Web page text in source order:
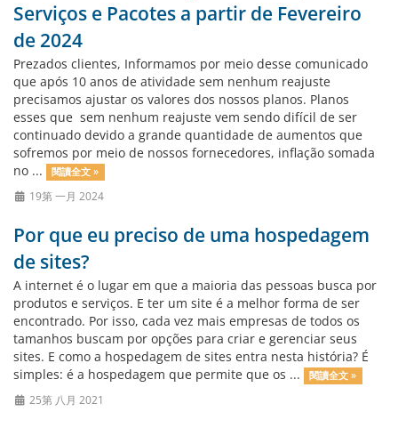
Serviços e Pacotes a partir de Fevereiro
de 2024
Prezados clientes, Informamos por meio desse comunicado
que após 10 anos de atividade sem nenhum reajuste
precisamos ajustar os valores dos nossos planos. Planos
esses que sem nenhum reajuste vem sendo difícil de ser
continuado devido a grande quantidade de aumentos que
sofremos por meio de nossos fornecedores, inflação somada
no ...
閱讀全文 »
19第 一月 2024
Por que eu preciso de uma hospedagem
de sites?
A internet é o lugar em que a maioria das pessoas busca por
produtos e serviços. E ter um site é a melhor forma de ser
encontrado. Por isso, cada vez mais empresas de todos os
tamanhos buscam por opções para criar e gerenciar seus
sites. E como a hospedagem de sites entra nesta história? É
simples: é a hospedagem que permite que os ...
閱讀全文 »
25第 八月 2021